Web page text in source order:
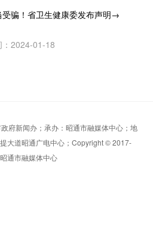
受骗！省卫生健康委发布声明→
：2024-01-18
府新闻办；承办：昭通市融媒体中心；地
大道昭通广电中心；Copyright © 2017-
通市融媒体中心